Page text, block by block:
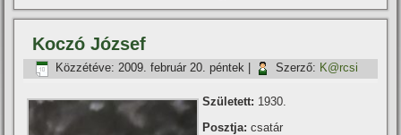
Koczó József
Közzétéve: 2009. február 20. péntek Szerző: K@rcsi
Született: 1930.
Posztja: csatár